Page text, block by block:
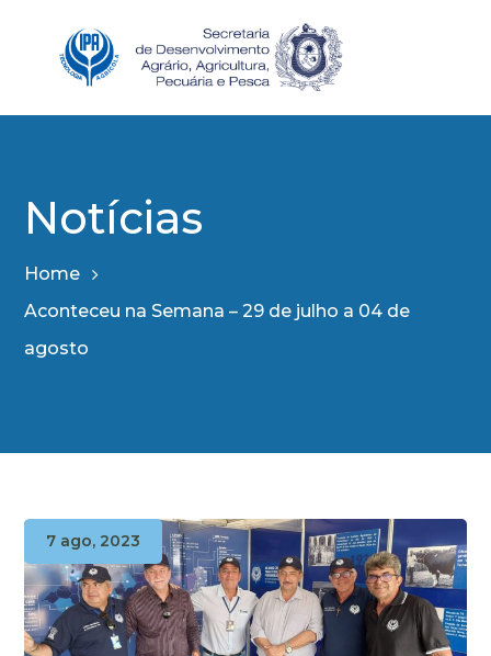
Notícias
Home
Aconteceu na Semana – 29 de julho a 04 de
agosto
7 ago, 2023